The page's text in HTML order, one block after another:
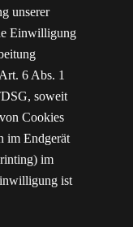
unserer
Einwilligung
6 Abs. 1
soweit
Cookies
im Endgerät
im
ist